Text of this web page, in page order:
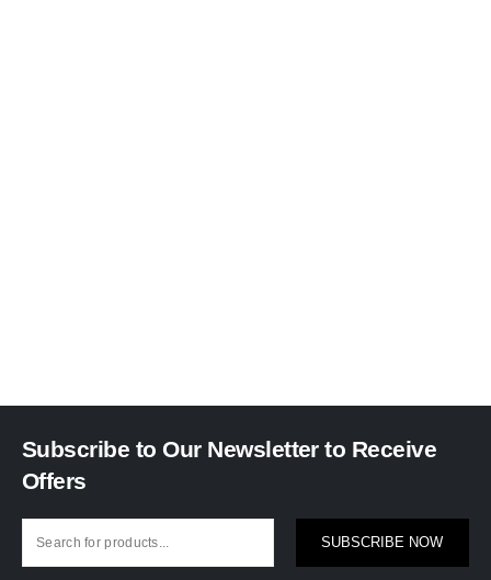
Subscribe to Our Newsletter to Receive
Offers
SUBSCRIBE NOW